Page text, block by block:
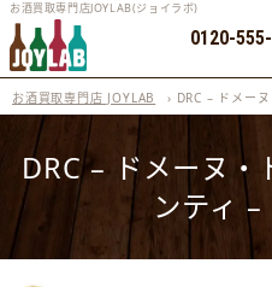
お酒買取専門店JOYLAB(ジョイラボ)
0120-
お酒買取専門店 JOYLAB › DRC – ドメー
DRC – ドメーヌ
ンティ